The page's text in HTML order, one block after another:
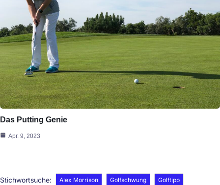
Das Putting Genie
Apr. 9, 2023
Stichwortsuche: Alex Morrison Golfschwung Golftipp